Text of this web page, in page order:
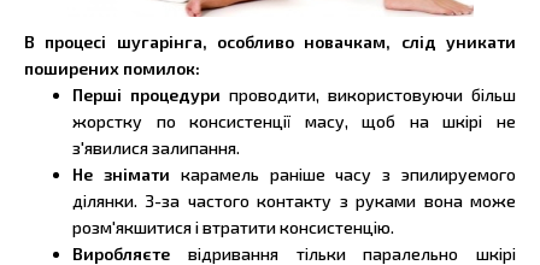
В процесі шугарінга, особливо новачкам, слід уникати
поширених помилок:
Перші процедури проводити, використовуючи більш
жорстку по консистенції масу, щоб на шкірі не
з'явилися залипання.
Не знімати карамель раніше часу з эпилируемого
ділянки. З-за частого контакту з руками вона може
розм'якшитися і втратити консистенцію.
Виробляєте відривання тільки паралельно шкірі